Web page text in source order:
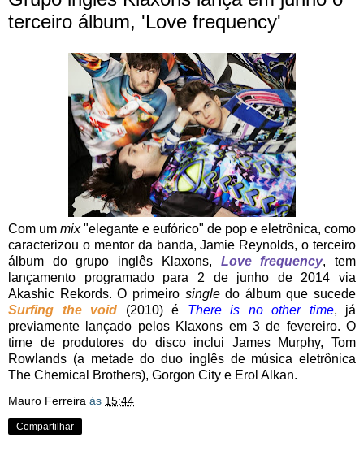
terceiro álbum, 'Love frequency'
Com um mix"elegante e eufórico" de pop e eletrônica, como
caracterizou o mentor da banda, Jamie Reynolds, o terceiro
álbum do grupo inglês Klaxons, Love frequency, tem
lançamento programado para 2 de junho de 2014 via
Akashic Rekords. O primeiro singledo álbum que sucede
Surfing the void (2010) é There is no other time, já
previamente lançado pelos Klaxons em 3 de fevereiro. O
time de produtores do disco inclui James Murphy, Tom
Rowlands (a metade do duo inglês de música eletrônica
The Chemical Brothers), Gorgon City e Erol Alkan.
Mauro Ferreira às 15:44
Compartilhar